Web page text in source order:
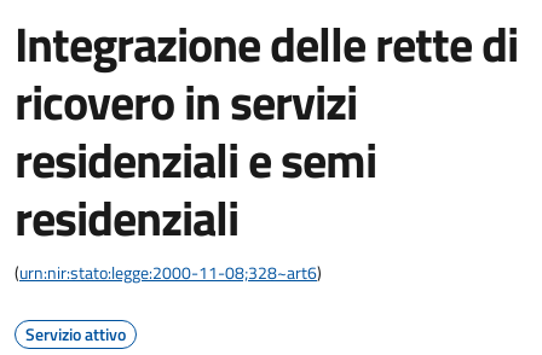
Integrazione delle rette di
ricovero in servizi
residenziali e semi
residenziali
(urn:nir:stato:legge:2000-11-08;328~art6)
Servizio attivo